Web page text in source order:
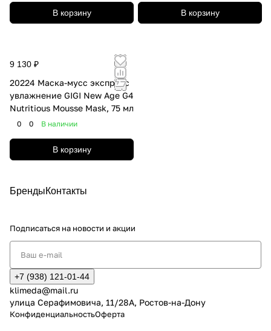
В корзину В корзину
9 130 ₽
20224 Маска-мусс экспресс
увлажнение GIGI New Age G4
Nutritious Mousse Mask, 75 мл
0 0 В наличии
В корзину
БрендыКонтакты
Подписаться на новости и акции
+7 (938) 121-01-44
klimeda@mail.ru
улица Серафимовича, 11/28А, Ростов-на-Дону
КонфиденциальностьОферта